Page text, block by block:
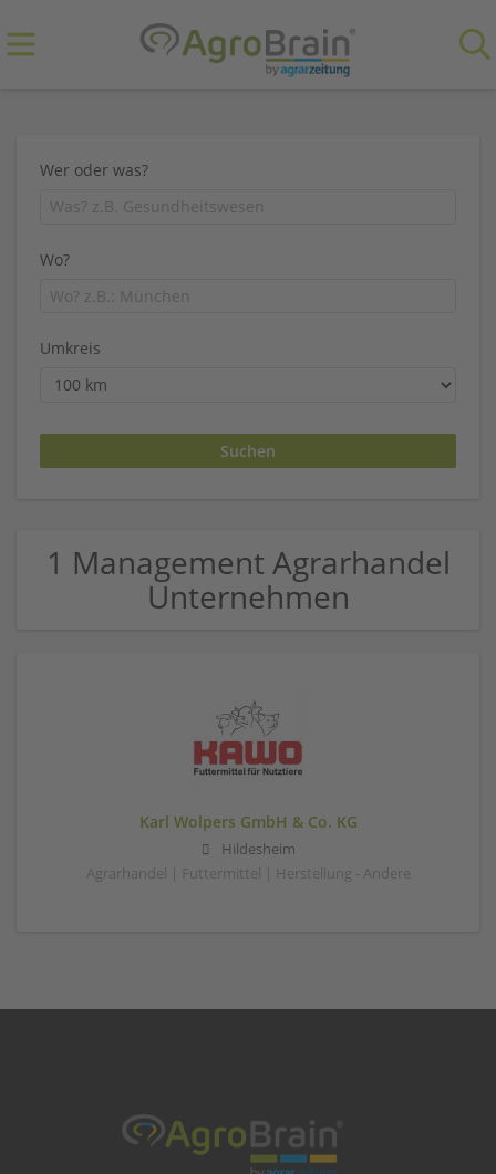
Wer oder was?
Wo?
Umkreis
1 Management Agrarhandel
Unternehmen
Karl Wolpers GmbH & Co. KG
Hildesheim
Agrarhandel | Futtermittel | Herstellung - Andere